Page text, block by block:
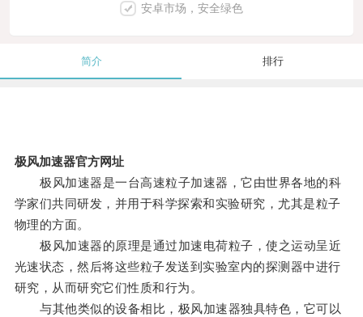
安卓市场，安全绿色
简介 排行
极风加速器官方网址
极风加速器是一台高速粒子加速器，它由世界各地的科
学家们共同研发，并用于科学探索和实验研究，尤其是粒子
物理的方面。
极风加速器的原理是通过加速电荷粒子，使之运动呈近
光速状态，然后将这些粒子发送到实验室内的探测器中进行
研究，从而研究它们性质和行为。
与其他类似的设备相比，极风加速器独具特色，它可以